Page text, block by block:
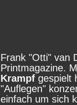
Frank "Otti" van
Printmagazine.
Krampfgespielt
"Auflegen"
einfach um sich